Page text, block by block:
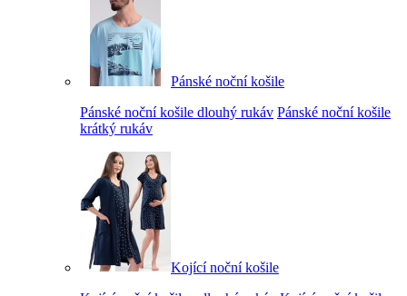
Pánské noční košile
Pánské noční košile dlouhý rukáv Pánské noční košile
krátký rukáv
Kojící noční košile